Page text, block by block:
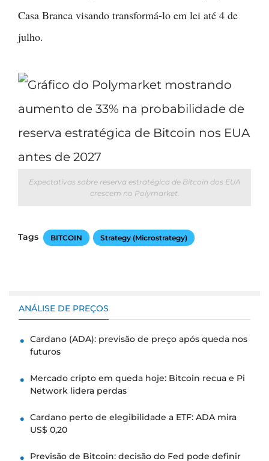
Casa Branca visando transformá-lo em lei até 4 de
julho.
Expectativas sobre reserva estratégica de Bitcoin dos EUA
crescem no Polymarket.
Tags BITCOIN Strategy (Microstrategy)
ANÁLISE DE PREÇOS
Cardano (ADA): previsão de preço após queda nos
futuros
Mercado cripto em queda hoje: Bitcoin recua e Pi
Network lidera perdas
Cardano perto de elegibilidade a ETF: ADA mira
US$ 0,20
Previsão de Bitcoin: decisão do Fed pode definir